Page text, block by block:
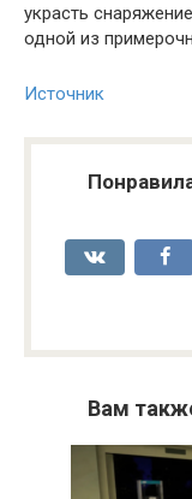
украсть
одной из
Источник
Вам